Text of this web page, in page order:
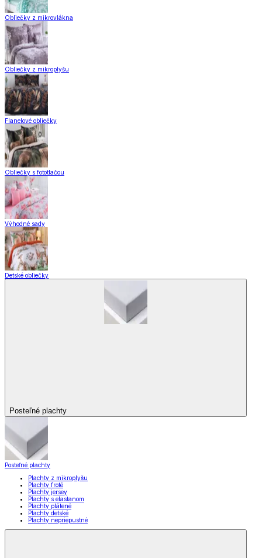
Obliečky z mikrovlákna
Obliečky z mikroplyšu
Flanelové obliečky
Obliečky s fototlačou
Výhodné sady
Detské obliečky
Posteľné plachty
Posteľné plachty
Plachty z mikroplyšu
Plachty froté
Plachty jersey
Plachty s elastanom
Plachty plátené
Plachty detské
Plachty nepriepustné